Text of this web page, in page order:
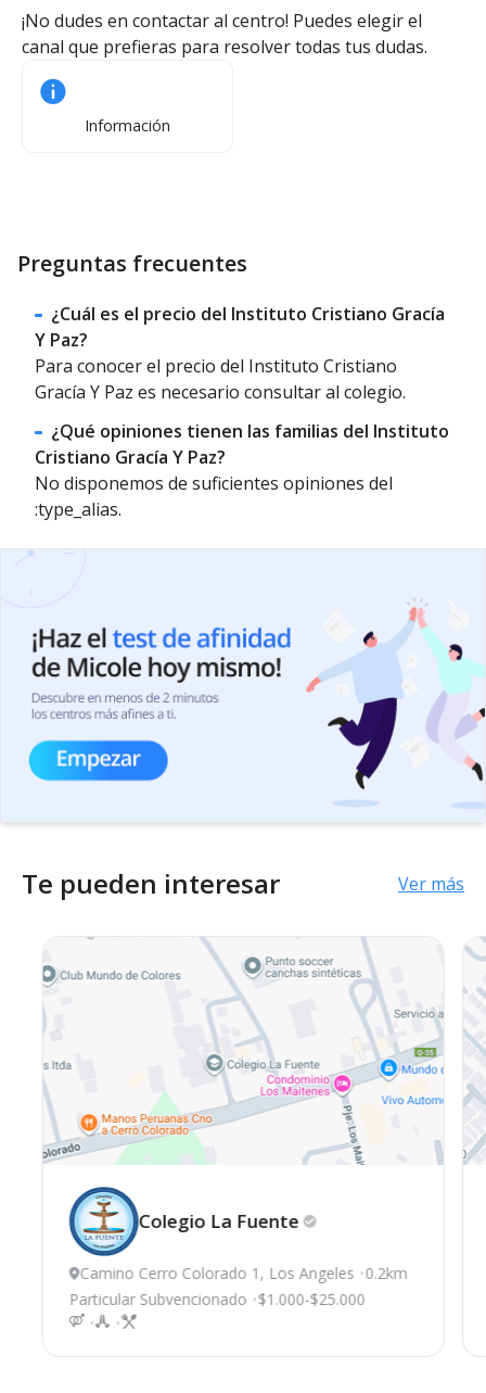
¡No dudes en contactar al centro! Puedes elegir el
canal que prefieras para resolver todas tus dudas.
Información
Preguntas frecuentes
¿Cuál es el precio del Instituto Cristiano Gracía
Y Paz?
Para conocer el precio del Instituto Cristiano
Gracía Y Paz es necesario consultar al colegio.
¿Qué opiniones tienen las familias del Instituto
Cristiano Gracía Y Paz?
No disponemos de suficientes opiniones del
:type_alias.
Te pueden interesar Ver más
Colegio La Fuente
Camino Cerro Colorado 1, Los Angeles 0.2km
Particular Subvencionado $1.000-$25.000